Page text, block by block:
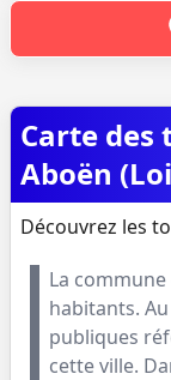
Carte des
Aboën
Découvrez les
La commune
habitants. Au
publiques
cette ville.